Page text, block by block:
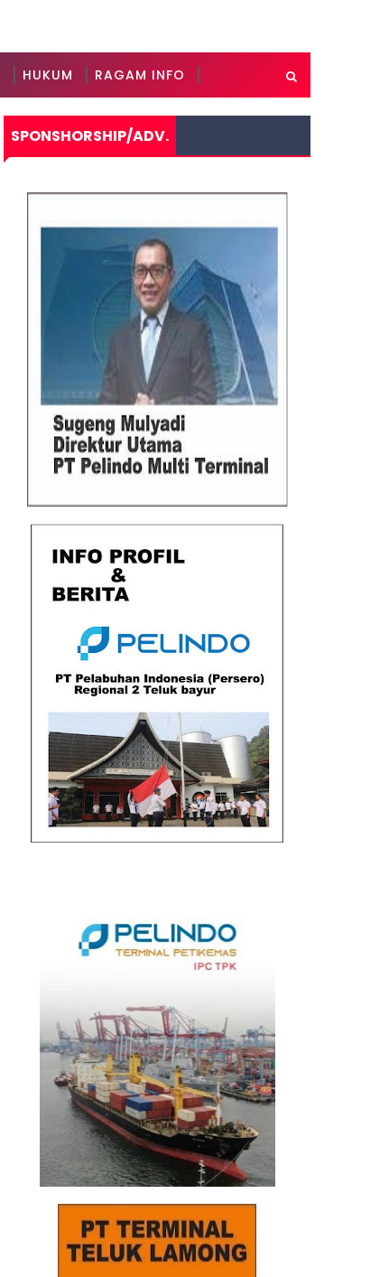
HUKUM RAGAM INFO
SPONSHORSHIP/ADV.